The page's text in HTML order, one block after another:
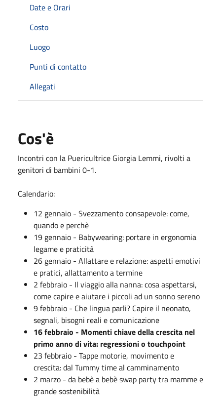
Date e Orari
Costo
Luogo
Punti di contatto
Allegati
Cos'è
Incontri con la Puericultrice Giorgia Lemmi, rivolti a
genitori di bambini 0-1.
Calendario:
12 gennaio - Svezzamento consapevole: come,
quando e perchè
19 gennaio - Babywearing: portare in ergonomia
legame e praticità
26 gennaio - Allattare e relazione: aspetti emotivi
e pratici, allattamento a termine
2 febbraio - Il viaggio alla nanna: cosa aspettarsi,
come capire e aiutare i piccoli ad un sonno sereno
9 febbraio - Che lingua parli? Capire il neonato,
segnali, bisogni reali e comunicazione
16 febbraio - Momenti chiave della crescita nel
primo anno di vita: regressioni o touchpoint
23 febbraio - Tappe motorie, movimento e
crescita: dal Tummy time al camminamento
2 marzo - da bebè a bebè swap party tra mamme e
grande sostenibilità